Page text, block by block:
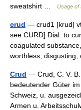
sweatshirt …
Usage of
crud — crud1 [krud]
see CURD] Dial. to
coagulated
worthless,
Crud — Crud, C. V.
bedeutender Güter
Schweiz, u.
Armen u.